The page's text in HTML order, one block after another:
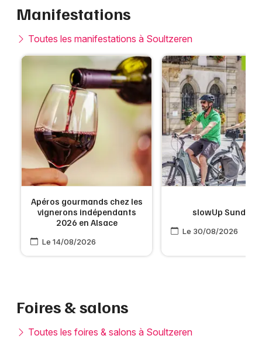
Manifestations
Toutes les manifestations à Soultzeren
Apéros gourmands chez les
vignerons indépendants
2026 en Alsace
Le 14/08/2026
slowUp Sundgau
Le 30/08/2026
Foires & salons
Toutes les foires & salons à Soultzeren